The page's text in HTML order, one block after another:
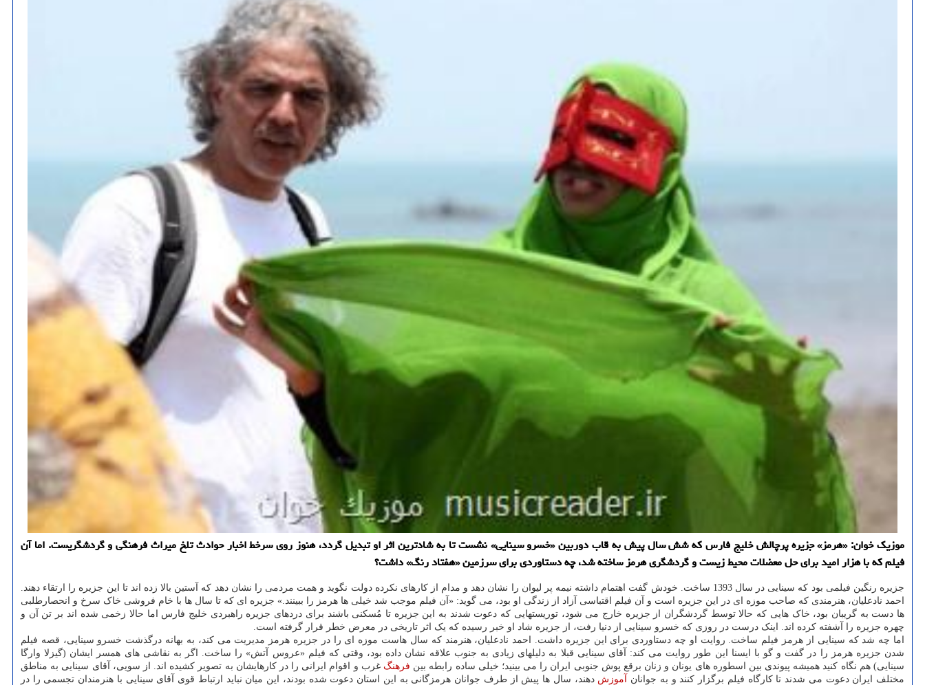
موزیك خوان: «هرمز» جزیره پرچالش خلیج فارس كه شش سال پیش به قاب دوربین «خسرو سینایی» نشست تا به شادترین اثر او تبدیل گردد، هنوز روی سرخط اخبار حوادث تلخ میراث فرهنگی و گردشگریست. اما آن
فیلم كه با هزار امید برای حل معضلات محیط زیست و گردشگری هرمز ساخته شد، چه دستاوردی برای سرزمین «هفتاد رنگ» داشت؟
جزیره رنگین فیلمی بود که سینایی در سال 1393 ساخت. خودش گفت اهتمام داشته نیمه پر لیوان را نشان دهد و مدام از کارهای نکرده دولت نگوید و همت مردمی را نشان دهد که آستین بالا زده اند تا این جزیره را ارتقاء دهند.
احمد نادعلیان، هنرمندی که صاحب موزه ای در این جزیره است و آن فیلم اقتباسی آزاد از زندگی او بود، می گوید: «آن فیلم موجب شد خیلی ها هرمز را ببینند.» جزیره ای که تا سال ها با خام فروشی خاک سرخ و انحصارطلبی
ها دست به گریبان بود، خاک هایی که حالا توسط گردشگران از جزیره خارج می شود، توریستهایی که دعوت شدند به این جزیره تا مُسکنی باشند برای دردهای جزیره راهبردی خلیج فارس اما حالا زخمی شده اند بر تن آن و
چهره جزیره را آشفته کرده اند. اینک درست در روزی که خسرو سینایی از دنیا رفت، از جزیره شاد او خبر رسیده که یک اثر تاریخی در معرض خطر قرار گرفته است.
اما چه شد که سینایی از هرمز فیلم ساخت. روایت او چه دستاوردی برای این جزیره داشت. احمد نادعلیان، هنرمند که سال هاست موزه ای را در جزیره هرمز مدیریت می کند، به بهانه درگذشت خسرو سینایی، قصه فیلم
شدن جزیره هرمز را در گفت و گو با ایسنا این طور روایت می کند: آقای سینایی قبلا به دلیلهای زیادی به جنوب علاقه نشان داده بود، وقتی که فیلم «عروس آتش» را ساخت. اگر به نقاشی های همسر ایشان (گیزلا وارگا
سینایی) هم نگاه کنید همیشه پیوندی بین اسطوره های یونان و زنان برقع پوش جنوبی ایران را می بینید؛ خیلی ساده رابطه بین فرهنگ غرب و اقوام ایرانی را در کارهایشان به تصویر کشیده اند. از سویی، آقای سینایی به مناطق
مختلف ایران دعوت می شدند تا کارگاه فیلم برگزار کنند و به جوانان آموزش دهند، سال ها پیش از طرف جوانان هرمزگانی به این استان دعوت شده بودند، این میان نباید ارتباط قوی آقای سینایی با هنرمندان تجسمی را در